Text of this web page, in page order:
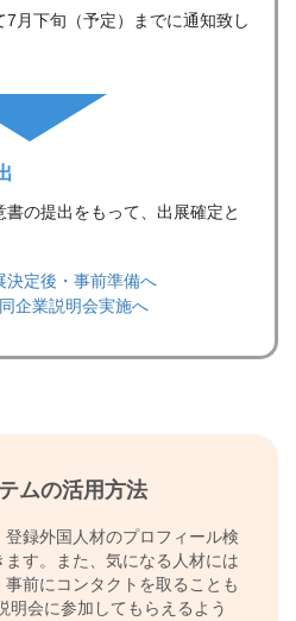
月下旬（予定）までに通知致し
の提出をもって、出展確定と
決定後・事前準備へ
企業説明会実施へ
ムの活用方法
録外国人材のプロフィール検
す。また、気になる人材には
前にコンタクトを取ることも
明会に参加してもらえるよう